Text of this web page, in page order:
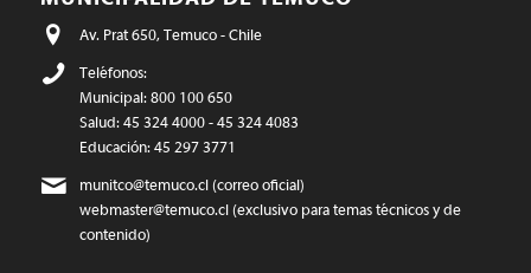
Av. Prat 650, Temuco - Chile
Teléfonos:
Municipal: 800 100 650
Salud: 45 324 4000 - 45 324 4083
Educación: 45 297 3771
munitco@temuco.cl(correo oficial)
webmaster@temuco.cl(exclusivo para temas técnicos y de
contenido)